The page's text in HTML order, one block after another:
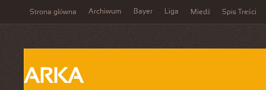
Strona główna Archiwum Bayer Liga Miedź Spis Treści
ARKA